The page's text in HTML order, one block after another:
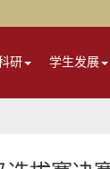
研 学生发展